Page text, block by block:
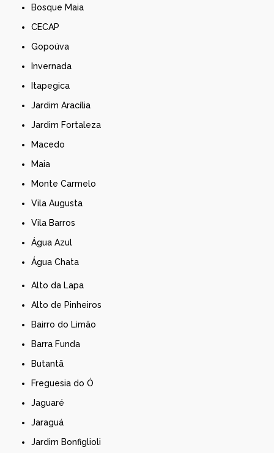
Bosque Maia
CECAP
Gopoúva
Invernada
Itapegica
Jardim Aracília
Jardim Fortaleza
Macedo
Maia
Monte Carmelo
Vila Augusta
Vila Barros
Água Azul
Água Chata
Alto da Lapa
Alto de Pinheiros
Bairro do Limão
Barra Funda
Butantã
Freguesia do Ó
Jaguaré
Jaraguá
Jardim Bonfiglioli